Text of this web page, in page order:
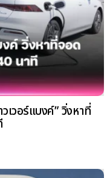
วอร์แบงค์” วิ่งหาที่